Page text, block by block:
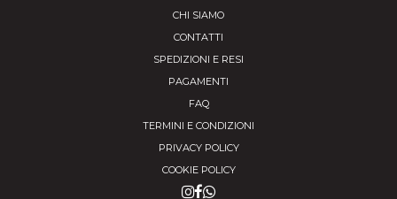
CHI SIAMO
CONTATTI
SPEDIZIONI E RESI
PAGAMENTI
FAQ
TERMINI E CONDIZIONI
PRIVACY POLICY
COOKIE POLICY